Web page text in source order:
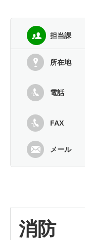
担当課
所在地
電話
FAX
メール
消防